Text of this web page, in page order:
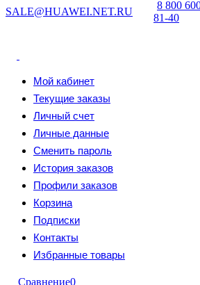
SALE@HUAWEI.NET.RU
8 800
81-40
Мой кабинет
Текущие заказы
Личный счет
Личные данные
Сменить пароль
История заказов
Профили заказов
Корзина
Подписки
Контакты
Избранные товары
Сравнение0